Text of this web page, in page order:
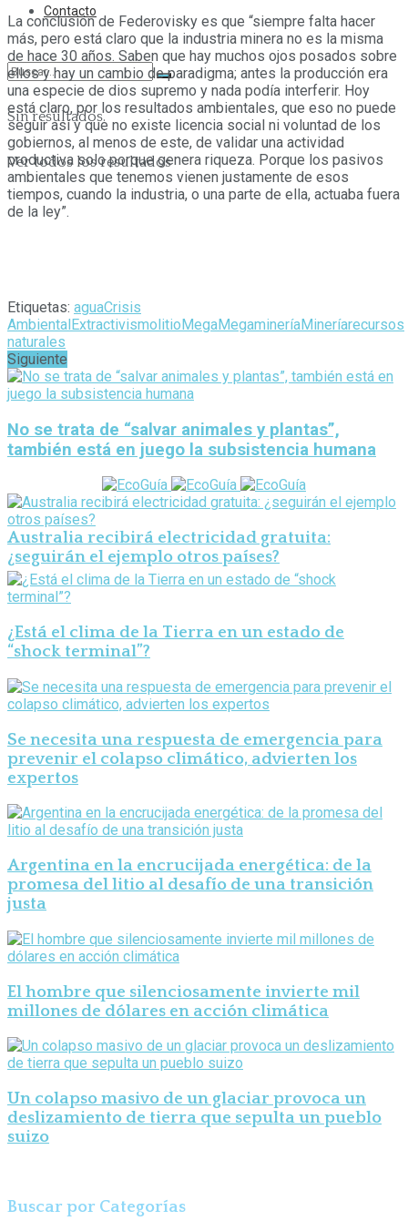
Contacto
Sin resultados.
Ver todos los resultados
La conclusión de Federovisky es que “siempre falta hacer
más, pero está claro que la industria minera no es la misma
de hace 30 años. Saben que hay muchos ojos posados sobre
ellos y hay un cambio de paradigma; antes la producción era
una especie de dios supremo y nada podía interferir. Hoy
está claro, por los resultados ambientales, que eso no puede
seguir así y que no existe licencia social ni voluntad de los
gobiernos, al menos de este, de validar una actividad
productiva solo porque genera riqueza. Porque los pasivos
ambientales que tenemos vienen justamente de esos
tiempos, cuando la industria, o una parte de ella, actuaba fuera
de la ley”.
Etiquetas: aguaCrisis
AmbientalExtractivismolitioMegaMegamineríaMineríarecursos
naturales
Siguiente
No se trata de “salvar animales y plantas”,
también está en juego la subsistencia humana
Australia recibirá electricidad gratuita:
¿seguirán el ejemplo otros países?
¿Está el clima de la Tierra en un estado de
“shock terminal”?
Se necesita una respuesta de emergencia para
prevenir el colapso climático, advierten los
expertos
Argentina en la encrucijada energética: de la
promesa del litio al desafío de una transición
justa
El hombre que silenciosamente invierte mil
millones de dólares en acción climática
Un colapso masivo de un glaciar provoca un
deslizamiento de tierra que sepulta un pueblo
suizo
Buscar por Categorías